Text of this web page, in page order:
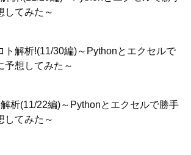
してみた～
ト解析!(11/30編)～Pythonとエクセルで
予想してみた～
解析(11/22編)～Pythonとエクセルで勝手
してみた～